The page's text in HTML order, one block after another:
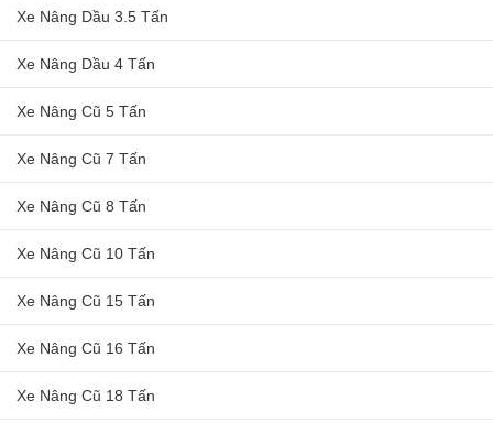
Xe Nâng Dầu 3.5 Tấn
Xe Nâng Dầu 4 Tấn
Xe Nâng Cũ 5 Tấn
Xe Nâng Cũ 7 Tấn
Xe Nâng Cũ 8 Tấn
Xe Nâng Cũ 10 Tấn
Xe Nâng Cũ 15 Tấn
Xe Nâng Cũ 16 Tấn
Xe Nâng Cũ 18 Tấn